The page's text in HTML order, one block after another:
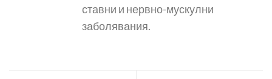
ставни и нервно-мускулни
заболявания.